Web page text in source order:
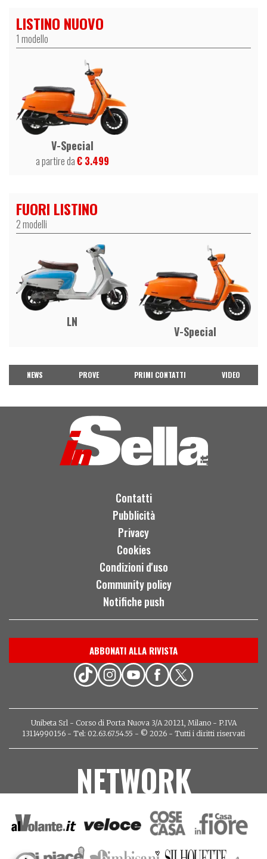
LISTINO NUOVO
1 modello
V-Special
a partire da€ 3.499
FUORI LISTINO
2 modelli
LN
V-Special
NEWS PROVE PRIMI CONTATTI VIDEO
Contatti
Pubblicità
Privacy
Cookies
Condizioni d'uso
Community policy
Notifiche push
ABBONATI ALLA RIVISTA
Unibeta Srl - Corso di Porta Nuova 3/A 20121, Milano - P.IVA
13114990156 - Tel: 02.63.67.54.55 - © 2026 - Tutti i diritti riservati
NETWORK